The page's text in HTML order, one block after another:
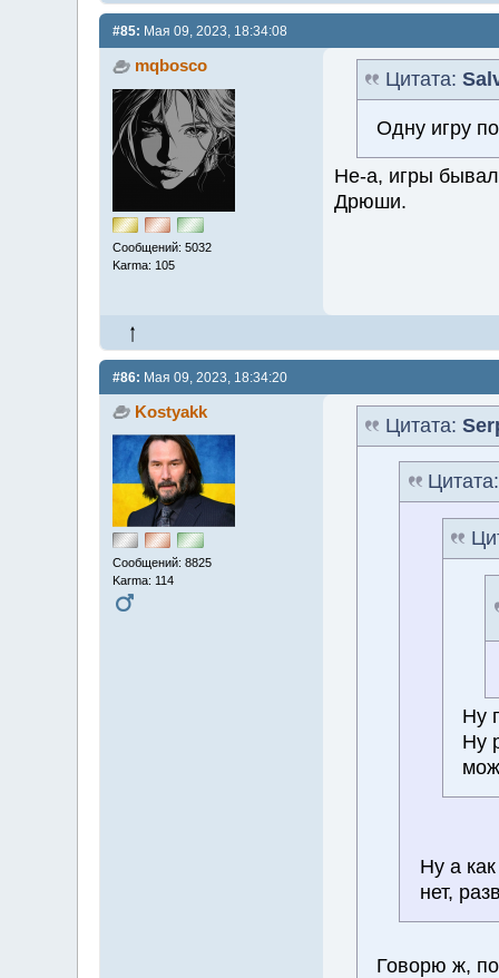
#85: Мая 09, 2023, 18:34:08
mqbosco
Сообщений: 5032
Karma: 105
Цитата:
Одну игру
Не-а, игры
Дрюши.
#86: Мая 09, 2023, 18:34:20
Kostyakk
Сообщений: 8825
Karma: 114
Цитата:
Ну
Ну
Ну а
нет,
Говорю ж,